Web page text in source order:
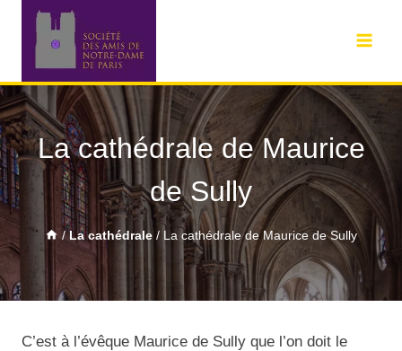
La cathédrale de Maurice
de Sully
/ La cathédrale / La cathédrale de Maurice de Sully
C’est à l’évêque Maurice de Sully que l’on doit le